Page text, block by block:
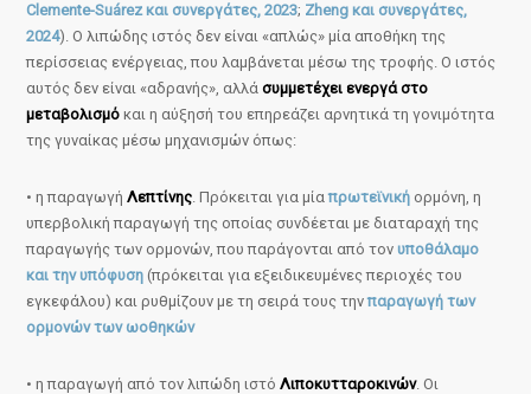
Clemente-Suárez και συνεργάτες, 2023; Zheng και συνεργάτες,
2024). Ο λιπώδης ιστός δεν είναι «απλώς» μία αποθήκη της
περίσσειας ενέργειας, που λαμβάνεται μέσω της τροφής. Ο ιστός
αυτός δεν είναι «αδρανής», αλλάσυμμετέχει ενεργά στο
μεταβολισμό και η αύξησή του επηρεάζει αρνητικά τη γονιμότητα
της γυναίκας μέσω μηχανισμών όπως:
• η παραγωγήΛεπτίνης. Πρόκειται για μίαπρωτεϊνική ορμόνη, η
υπερβολική παραγωγή της οποίας συνδέεται με διαταραχή της
παραγωγής των ορμονών, που παράγονται από τονυποθάλαμο
και την υπόφυση (πρόκειται για εξειδικευμένες περιοχές του
εγκεφάλου) και ρυθμίζουν με τη σειρά τους τηνπαραγωγή των
ορμονών των ωοθηκών
• η παραγωγή από τον λιπώδη ιστόΛιποκυτταροκινών. Οι